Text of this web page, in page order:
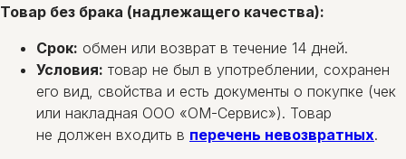
Товар без брака (надлежащего качества):
Срок: обмен или возврат в течение 14 дней.
Условия: товар не был в употреблении, сохранен
его вид, свойства и есть документы о покупке (чек
или накладная ООО «ОМ-Сервис»). Товар
не должен входить в перечень невозвратных.